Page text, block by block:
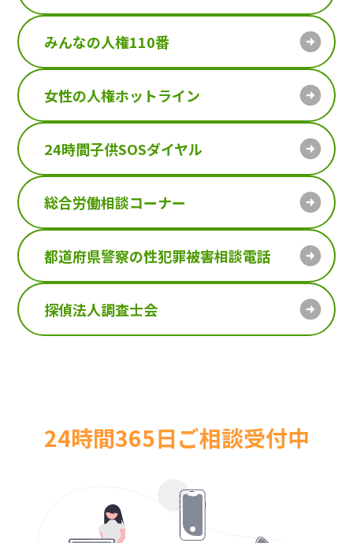
みんなの人権110番
女性の人権ホットライン
24時間子供SOSダイヤル
総合労働相談コーナー
都道府県警察の性犯罪被害相談電話
探偵法人調査士会
24時間365日ご相談受付中